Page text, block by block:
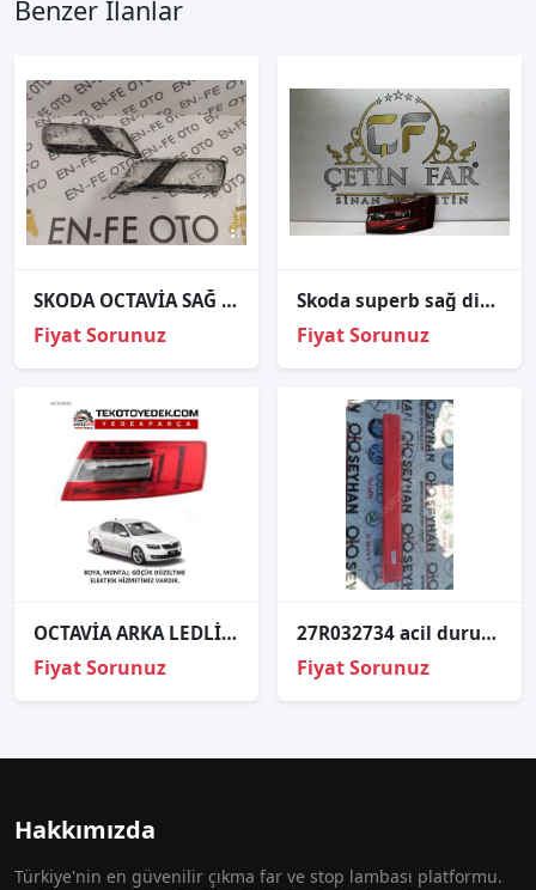
Benzer İlanlar
SKODA OCTAVİA SAĞ FAR CAMI SIFIR
Fiyat Sorunuz
Skoda superb sağ diş stop sıfır i̇thal 3v5945208
Fiyat Sorunuz
OCTAVİA ARKA LEDLİ STOP SAĞ SOL 2013 2014 2015 2016 2017 KAMPANYA
Fiyat Sorunuz
27R032734 acil durum reflektör
Fiyat Sorunuz
Hakkımızda
Türkiye'nin en güvenilir çıkma far ve stop lambası platformu.